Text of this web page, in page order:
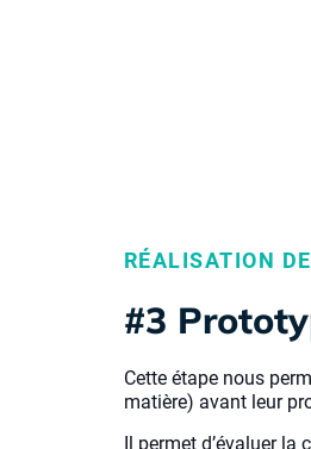
RÉALISATION
#3
Cette étape nous
matière) avant leur
Il permet d’évaluer